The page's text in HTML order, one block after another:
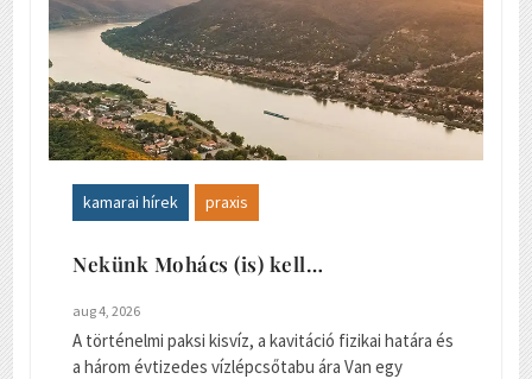
kamarai hírek praxis
Nekünk Mohács (is) kell…
aug 4, 2026
A történelmi paksi kisvíz, a kavitáció fizikai határa és
a három évtizedes vízlépcsőtabu ára Van egy